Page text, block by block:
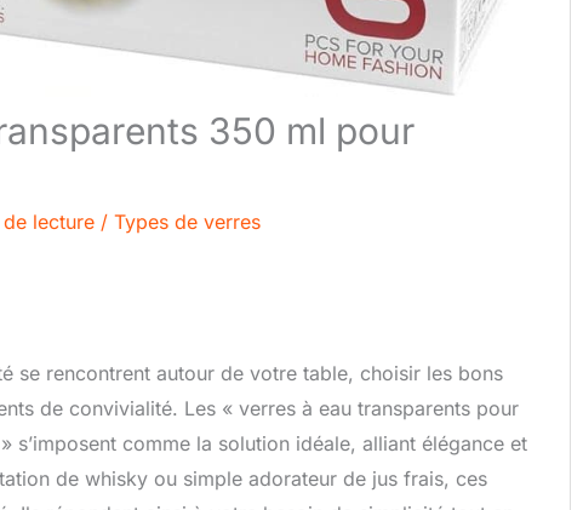
350 ml pour
lecture / Types de verres
se rencontrent autour de votre table, choisir les bons
de convivialité. Les « verres à eau transparents pour
comme la solution idéale, alliant élégance et
de whisky ou simple adorateur de jus frais, ces